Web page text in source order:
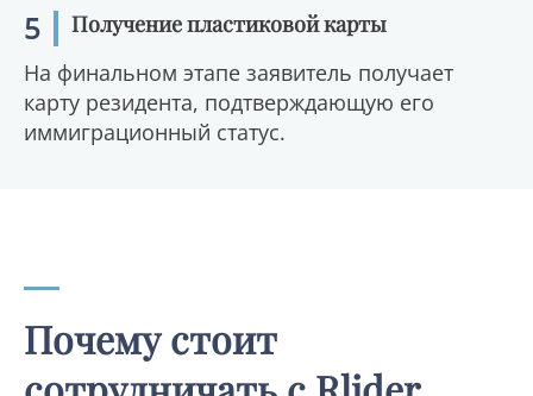
5
Получение пластиковой карты
На финальном этапе заявитель получает
карту резидента, подтверждающую его
иммиграционный статус.
Почему стоит